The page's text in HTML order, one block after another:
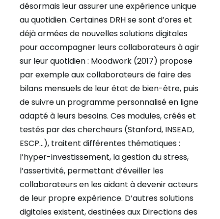
désormais leur assurer une expérience unique
au quotidien. Certaines DRH se sont d’ores et
déjà armées de nouvelles solutions digitales
pour accompagner leurs collaborateurs à agir
sur leur quotidien : Moodwork (2017) propose
par exemple aux collaborateurs de faire des
bilans mensuels de leur état de bien-être, puis
de suivre un programme personnalisé en ligne
adapté à leurs besoins. Ces modules, créés et
testés par des chercheurs (Stanford, INSEAD,
ESCP…), traitent différentes thématiques :
l’hyper-investissement, la gestion du stress,
l’assertivité, permettant d’éveiller les
collaborateurs en les aidant à devenir acteurs
de leur propre expérience. D’autres solutions
digitales existent, destinées aux Directions des